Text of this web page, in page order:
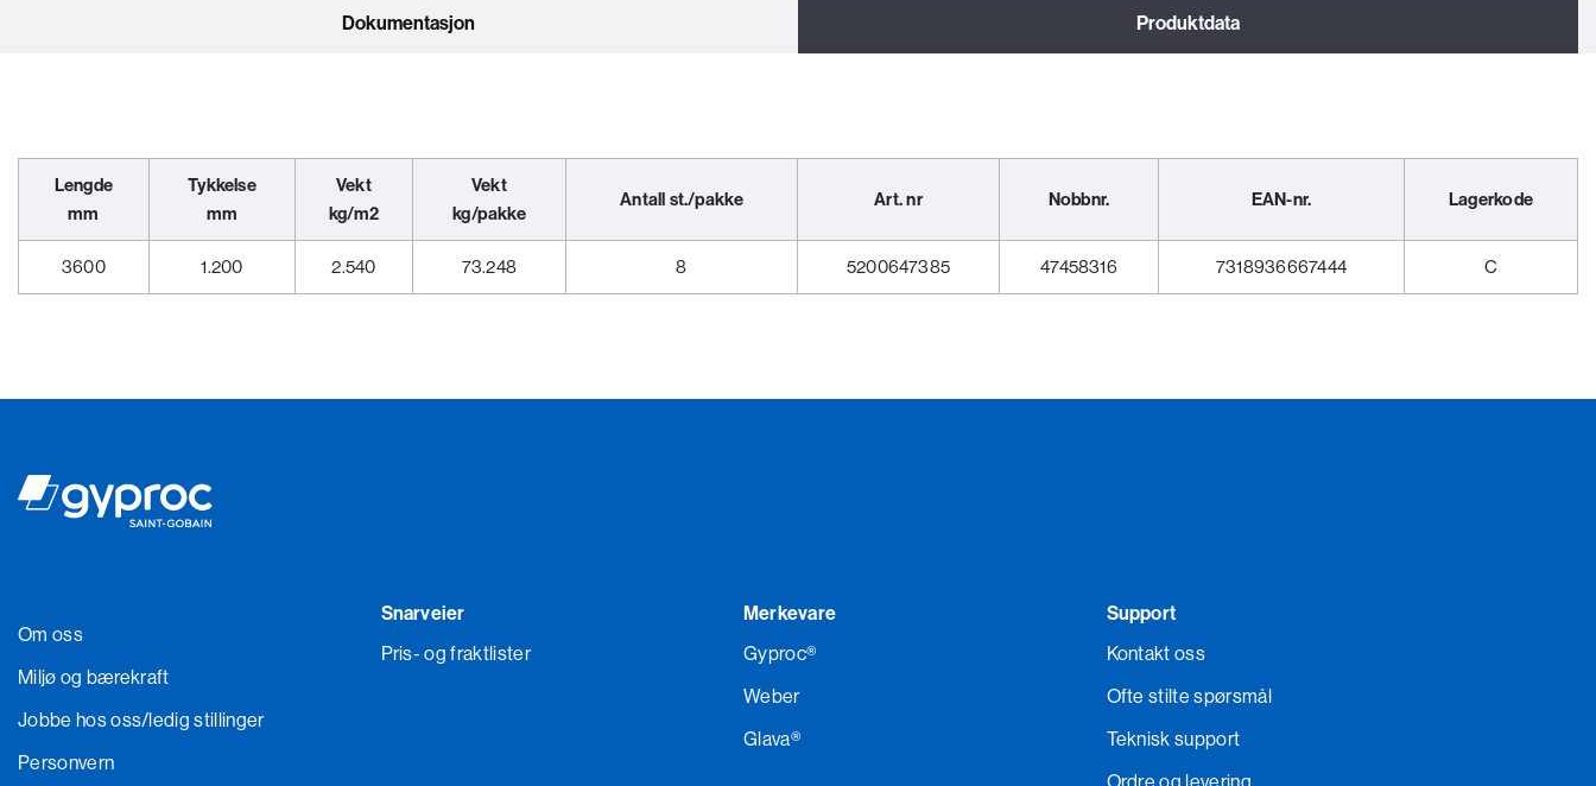
Dokumentasjon Produktdata
Lengde
mm
Tykkelse
mm
Vekt
kg/m2
Vekt
kg/pakke
Antall st./pakke Art. nr Nobbnr. EAN-nr. Lagerkode
3600 1.200 2.540 73.248 8 5200647385 47458316 7318936667444 C
Om oss
Miljø og bærekraft
Jobbe hos oss/ledig stillinger
Personvern
Snarveier
Pris- og fraktlister
Merkevare
Gyproc®
Weber
Glava®
Support
Kontakt oss
Ofte stilte spørsmål
Teknisk support
Ordre og levering